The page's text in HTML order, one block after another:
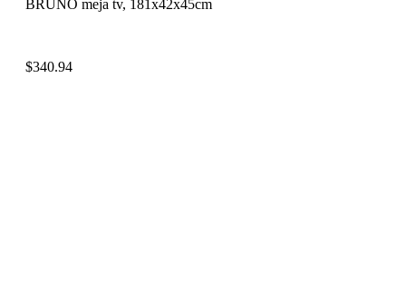
BRUNO meja tv, 181x42x45cm
$340.94